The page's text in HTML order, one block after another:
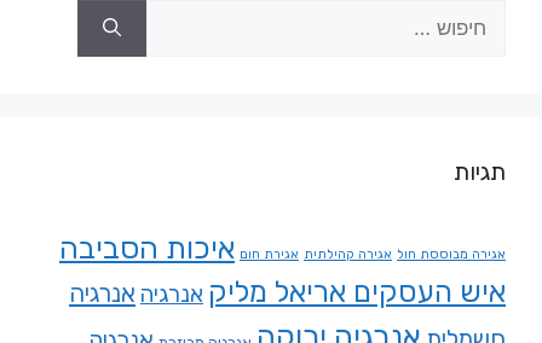
תגיות
אגירה מבוססת חול אגירה קהילתית אגירת חום איכות הסביבה
איש העסקים אריאל מליק אנרגיה אנרגיה